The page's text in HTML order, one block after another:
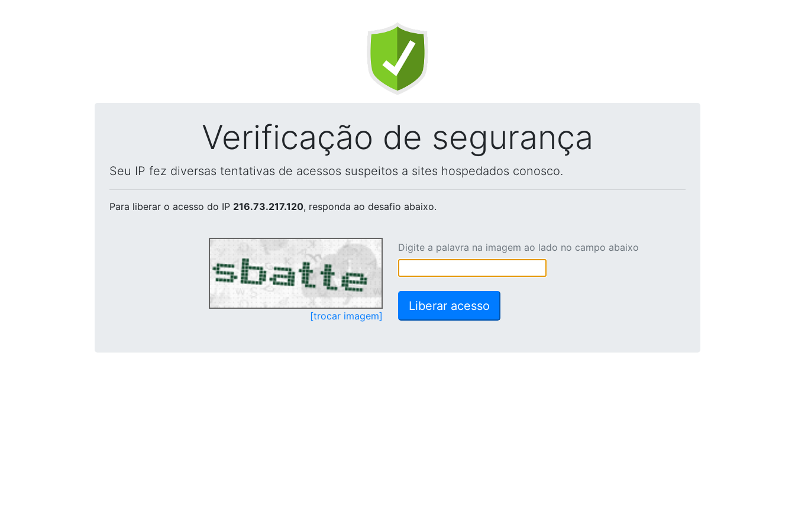
Verificação de segurança
Seu IP fez diversas tentativas de acessos suspeitos a sites hospedados conosco.
Para liberar o acesso do IP 216.73.217.120, responda ao desafio abaixo.
[trocar imagem]
Digite a palavra na imagem ao lado no campo abaixo